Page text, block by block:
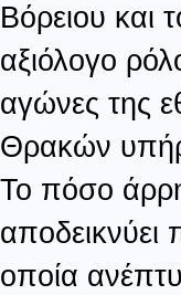
Βόρειου και
αξιόλογο
αγώνες της
Θρακών
Το πόσο
αποδεικνύει
οποία